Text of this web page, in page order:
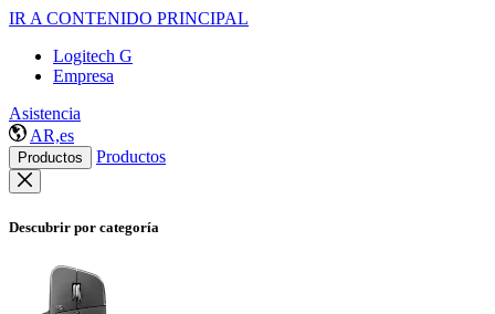
IR A CONTENIDO PRINCIPAL
Logitech G
Empresa
Asistencia
AR,es
Productos Productos
Descubrir por categoría